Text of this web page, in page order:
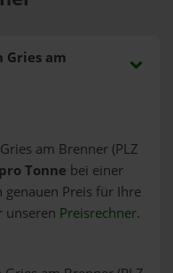
Gries am
am Brenner (PLZ
Tonne bei einer
Preis für Ihre
unseren Preisrechner.